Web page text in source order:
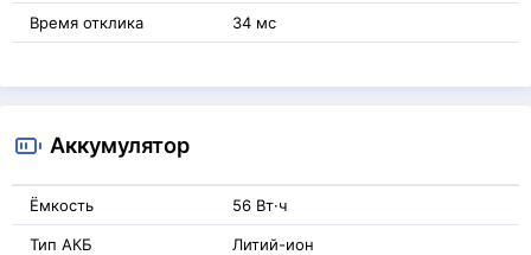
Время отклика 34 мс
Аккумулятор
Ёмкость 56 Вт·ч
Тип АКБ Литий-ион